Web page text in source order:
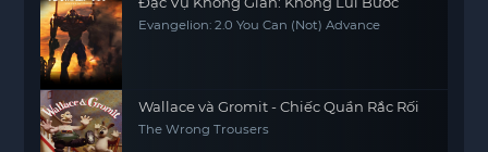
Evangelion: 2.0 You Can (Not) Advance
Wallace và Gromit - Chiếc Quần Rắc Rối
The Wrong Trousers